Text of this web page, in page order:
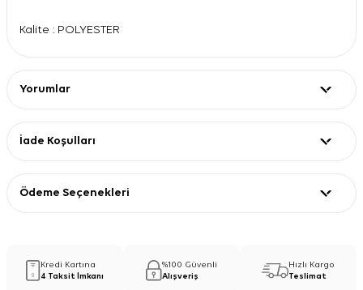
Kalite : POLYESTER
Yorumlar
İade Koşulları
Ödeme Seçenekleri
Kredi Kartına
4 Taksit İmkanı
%100 Güvenli
Alışveriş
Hızlı Kargo
Teslimat